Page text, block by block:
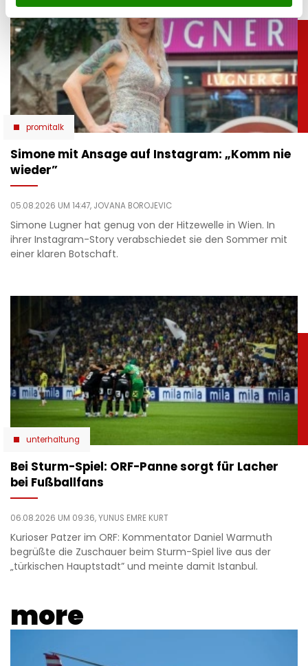
promitalk
Simone mit Ansage auf Instagram: „Komm nie
wieder”
05.08.2026 UM 14:47, JOVANA BOROJEVIC
Simone Lugner hat genug von der Hitzewelle in Wien. In
ihrer Instagram-Story verabschiedet sie den Sommer mit
einer klaren Botschaft.
unterhaltung
Bei Sturm-Spiel: ORF-Panne sorgt für Lacher
bei Fußballfans
06.08.2026 UM 09:36,YUNUS EMRE KURT
Kurioser Patzer im ORF: Kommentator Daniel Warmuth
begrüßte die Zuschauer beim Sturm-Spiel live aus der
„türkischen Hauptstadt” und meinte damit Istanbul.
more